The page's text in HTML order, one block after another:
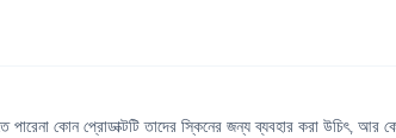
কোন প্রোডাক্টটি তাদের স্কিনের জন্য ব্যবহার করা উচিৎ, আর